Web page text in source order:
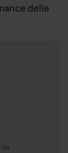
delle